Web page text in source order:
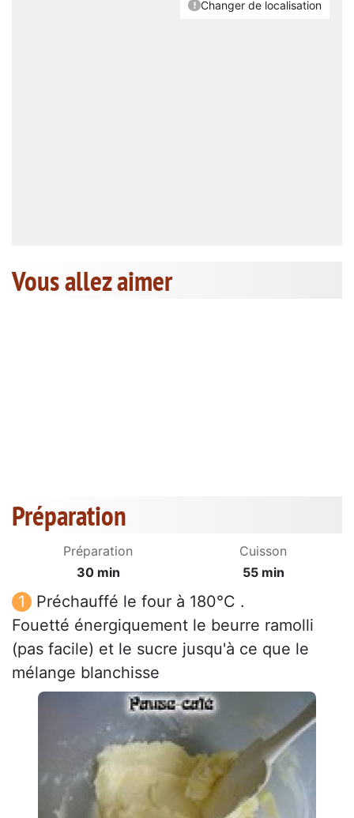
Vous allez aimer
Préparation
Préparation
30 min
Cuisson
55 min
Préchauffé le four à 180°C .
Fouetté énergiquement le beurre ramolli
(pas facile) et le sucre jusqu'à ce que le
mélange blanchisse